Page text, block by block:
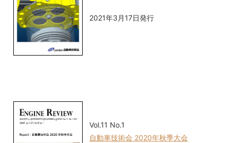
2021年3月17日発行
Vol.11 No.1
自動車技術会 2020年秋季大会